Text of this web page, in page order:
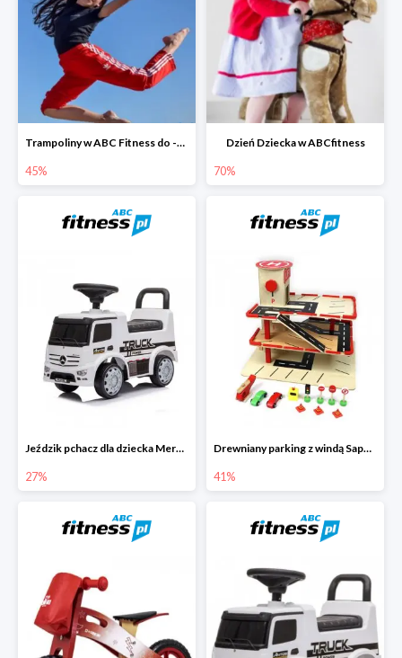
Trampoliny w ABC Fitness do -45%
45%
Dzień Dziecka w ABCfitness
70%
Jeździk pchacz dla dziecka Mercedes Antos Truck -27%
27%
Drewniany parking z windą Sapphire Kids -41%
41%